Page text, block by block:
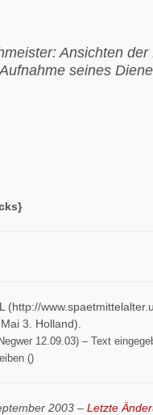
Ansichten
seines
(http://
3. Holland).
12.09.03) – Text
()
2003 – Letzte